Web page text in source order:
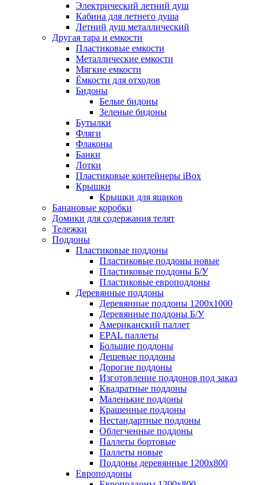
Электрический летний душ
Кабина для летнего душа
Летний душ металлический
Другая тара и емкости
Пластиковые емкости
Металлические емкости
Мягкие емкости
Ёмкости для отходов
Бидоны
Белые бидоны
Зеленые бидоны
Бутылки
Фляги
Флаконы
Банки
Лотки
Пластиковые контейнеры iBox
Крышки
Крышки для ящиков
Банановые коробки
Домики для содержания телят
Тележки
Поддоны
Пластиковые поддоны
Пластиковые поддоны новые
Пластиковые поддоны Б/У
Пластиковые европоддоны
Деревянные поддоны
Деревянные поддоны 1200х1000
Деревянные поддоны Б/У
Американский паллет
EPAL паллеты
Большие поддоны
Дешевые поддоны
Дорогие поддоны
Изготовление поддонов под заказ
Квадратные поддоны
Маленькие поддоны
Крашенные поддоны
Нестандартные поддоны
Облегченные поддоны
Паллеты бортовые
Паллеты новые
Поддоны деревянные 1200х800
Европоддоны